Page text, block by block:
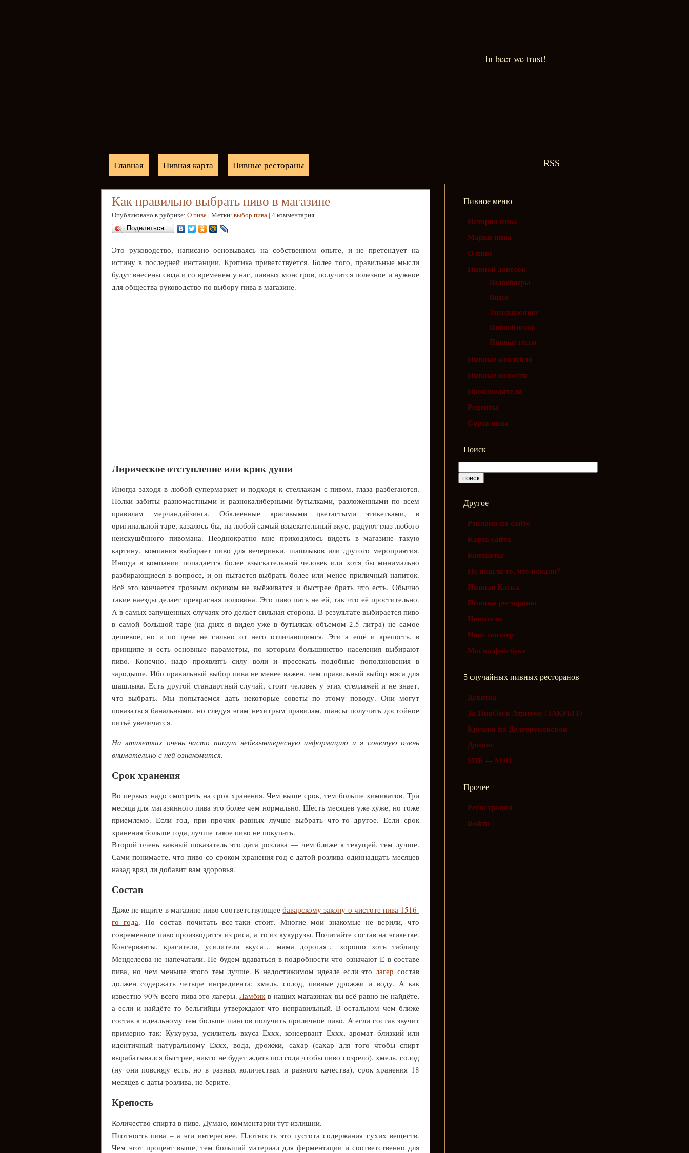
In beer we trust!
RSS
Главная Пивная карта Пивные рестораны
Как правильно выбрать пиво в магазине
Опубликовано в рубрике: О пиве | Метки: выбор пива | 4 комментария
Поделиться…
Это руководство, написано основываясь на собственном опыте, и не претендует на
истину в последней инстанции. Критика приветствуется. Более того, правильные мысли
будут внесены сюда и со временем у нас, пивных монстров, получится полезное и нужное
для общества руководство по выбору пива в магазине.
Лирическое отступление или крик души
Иногда заходя в любой супермаркет и подходя к стеллажам с пивом, глаза разбегаются.
Полки забиты разномастными и разнокалиберными бутылками, разложенными по всем
правилам мерчандайзинга. Обклеенные красивыми цветастыми этикетками, в
оригинальной таре, казалось бы, на любой самый взыскательный вкус, радуют глаз любого
неискушённого пивомана. Неоднократно мне приходилось видеть в магазине такую
картину, компания выбирает пиво для вечеринки, шашлыков или другого мероприятия.
Иногда в компании попадается более взыскательный человек или хотя бы минимально
разбирающиеся в вопросе, и он пытается выбрать более или менее приличный напиток.
Всё это кончается грозным окриком не выёживатся и быстрее брать что есть. Обычно
такие наезды делает прекрасная половина. Это пиво пить не ей, так что её простительно.
А в самых запущенных случаях это делает сильная сторона. В результате выбирается пиво
в самой большой таре (на днях я видел уже в бутылках объемом 2.5 литра) не самое
дешевое, но и по цене не сильно от него отличающимся. Эти а ещё и крепость, в
принципе и есть основные параметры, по которым большинство населения выбирают
пиво. Конечно, надо проявлять силу воли и пресекать подобные поползновения в
зародыше. Ибо правильный выбор пива не менее важен, чем правильный выбор мяса для
шашлыка. Есть другой стандартный случай, стоит человек у этих стеллажей и не знает,
что выбрать. Мы попытаемся дать некоторые советы по этому поводу. Они могут
показаться банальными, но следуя этим нехитрым правилам, шансы получить достойное
питьё увеличатся.
На этикетках очень часто пишут небезынтересную информацию и я советую очень
внимательно с ней ознакомится.
Срок хранения
Во первых надо смотреть на срок хранения. Чем выше срок, тем больше химикатов. Три
месяца для магазинного пива это более чем нормально. Шесть месяцев уже хуже, но тоже
приемлемо. Если год, при прочих равных лучше выбрать что-то другое. Если срок
хранения больше года, лучше такое пиво не покупать.
Второй очень важный показатель это дата розлива — чем ближе к текущей, тем лучше.
Сами понимаете, что пиво со сроком хранения год с датой розлива одиннадцать месяцев
назад вряд ли добавит вам здоровья.
Состав
Даже не ищите в магазине пиво соответствующеебаварскому закону о чистоте пива 1516-
го года. Но состав почитать все-таки стоит. Многие мои знакомые не верили, что
современное пиво производится из риса, а то из кукурузы. Почитайте состав на этикетке.
Консерванты, красители, усилители вкуса… мама дорогая… хорошо хоть таблицу
Менделеева не напечатали. Не будем вдаваться в подробности что означают Е в составе
пива, но чем меньше этого тем лучше. В недостижимом идеале если этолагер состав
должен содержать четыре ингредиента: хмель, солод, пивные дрожжи и воду. А как
известно 90% всего пива это лагеры.Ламбикв наших магазинах вы всё равно не найдёте,
а если и найдёте то бельгийцы утверждают что неправильный. В остальном чем ближе
состав к идеальному тем больше шансов получить приличное пиво. А если состав звучит
примерно так: Кукуруза, усилитель вкуса Еххх, консервант Еххх, аромат близкий или
идентичный натуральному Еххх, вода, дрожжи, сахар (сахар для того чтобы спирт
вырабатывался быстрее, никто не будет ждать пол года чтобы пиво созрело), хмель, солод
(ну они повсюду есть, но в разных количествах и разного качества), срок хранения 18
месяцев с даты розлива, не берите.
Крепость
Количество спирта в пиве. Думаю, комментарии тут излишни.
Плотность пива – а эти интереснее. Плотность это густота содержания сухих веществ.
Чем этот процент выше, тем больший материал для ферментации и соответственно для
Пивное меню
История пива
Марки пива
О пиве
Пивной довесок
Валпейперы
Видео
Закуски к пиву
Пивной юмор
Пивные тесты
Пивные коктейли
Пивные новости
Производители
Рецепты
Сорта пива
Поиск
Другое
Реклама на сайте
Карта сайта
Контакты
Не нашли то, что искали?
Пивная Каска
Пивные рестораны
Ценители
Наш твиттер
Мы на фэйсбуке
5 случайных пивных ресторанов
Девятка
За ПивОм в Атриуме (ЗАКРЫТ)
Кружка на Долгоруковской
Допинг
SПБ — M 02
Прочее
Регистрация
Войти